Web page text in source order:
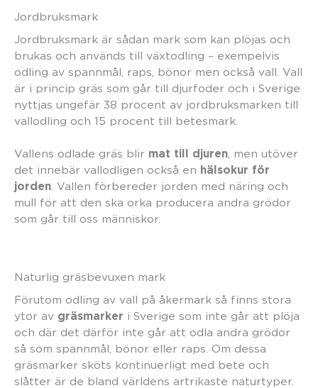
Jordbruksmark
Jordbruksmark är sådan mark som kan plöjas och
brukas och används till växtodling – exempelvis
odling av spannmål, raps, bönor men också vall. Vall
är i princip gräs som går till djurfoder och i Sverige
nyttjas ungefär 38 procent av jordbruksmarken till
vallodling och 15 procent till betesmark.
Vallens odlade gräs blir mat till djuren , men utöver
det innebär vallodligen också en hälsokur för
jorden . Vallen förbereder jorden med näring och
mull för att den ska orka producera andra grödor
som går till oss människor.
Naturlig gräsbevuxen mark
Förutom odling av vall på åkermark så finns stora
ytor av gräsmarker i Sverige som inte går att plöja
och där det därför inte går att odla andra grödor
så som spannmål, bönor eller raps. Om dessa
gräsmarker sköts kontinuerligt med bete och
slåtter är de bland världens artrikaste naturtyper.